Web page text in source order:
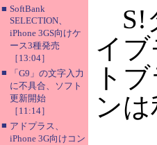
■ SoftBank
SELECTION、
iPhone 3GS向けケ
ース3種発売
［13:04］
■
「G9」の文字入力
に不具合、ソフト
更新開始
［11:14］
■ アドプラス、
iPhone 3G向けコン
S!
イ
ト
ン